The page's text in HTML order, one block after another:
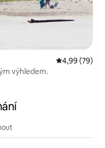
Průměrné
4,99 (79)
výhledem.